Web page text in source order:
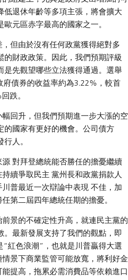
低退休年齡等多項主張，將會擴大
元區赤字最高的國家之一。
但由於沒有任何政黨獲得絕對多
的財政政策。因此，我們預期評級
是先觀望哪些立法獲得通過。選舉
債券的收益率約為3.22%，較首
跌。
回升，但我們預期進一步大漲的空
的國家有更好的機會。公司債方
人。
對拜登總統能否勝任的擔憂繼續
續爭取民主 黨州長和政黨捐款人
普最近一次辯論中表現 不佳，加
第二屆四年總統任期的擔憂。
景的不確定性升高，就連民主黨的
。最新發展支持了我們的觀點，即
“紅色浪潮”，也就是川普贏得大選
景下商業監管可能放寬，將利好金
提高，拖累必需消費品等依賴進口